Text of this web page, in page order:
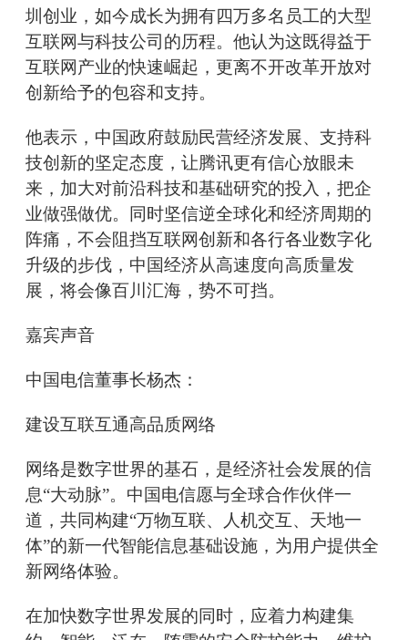
圳创业，如今成长为拥有四万多名员工的大型
互联网与科技公司的历程。他认为这既得益于
互联网产业的快速崛起，更离不开改革开放对
创新给予的包容和支持。
他表示，中国政府鼓励民营经济发展、支持科
技创新的坚定态度，让腾讯更有信心放眼未
来，加大对前沿科技和基础研究的投入，把企
业做强做优。同时坚信逆全球化和经济周期的
阵痛，不会阻挡互联网创新和各行各业数字化
升级的步伐，中国经济从高速度向高质量发
展，将会像百川汇海，势不可挡。
嘉宾声音
中国电信董事长杨杰：
建设互联互通高品质网络
网络是数字世界的基石，是经济社会发展的信
息“大动脉”。中国电信愿与全球合作伙伴一
道，共同构建“万物互联、人机交互、天地一
体”的新一代智能信息基础设施，为用户提供全
新网络体验。
在加快数字世界发展的同时，应着力构建集